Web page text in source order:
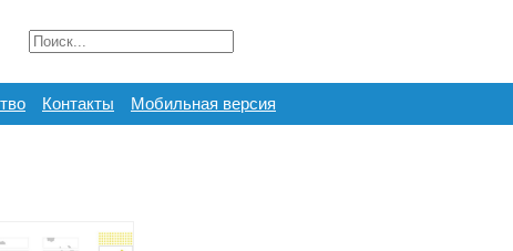
Контакты Мобильная версия